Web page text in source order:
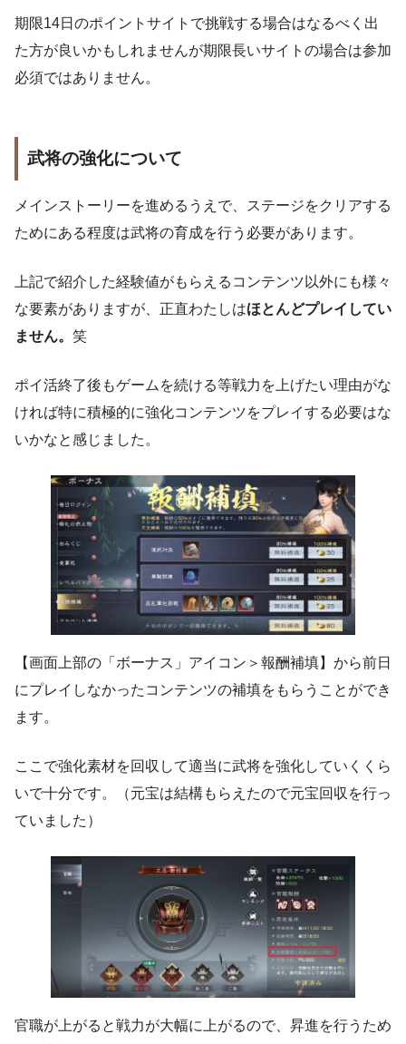
期限14日のポイントサイトで挑戦する場合はなるべく出
た方が良いかもしれませんが期限長いサイトの場合は参加
必須ではありません。
武将の強化について
メインストーリーを進めるうえで、ステージをクリアする
ためにある程度は武将の育成を行う必要があります。
上記で紹介した経験値がもらえるコンテンツ以外にも様々
な要素がありますが、正直わたしはほとんどプレイしてい
ません。 笑
ポイ活終了後もゲームを続ける等戦力を上げたい理由がな
ければ特に積極的に強化コンテンツをプレイする必要はな
いかなと感じました。
【画面上部の「ボーナス」アイコン＞報酬補填】から前日
にプレイしなかったコンテンツの補填をもらうことができ
ます。
ここで強化素材を回収して適当に武将を強化していくくら
いで十分です。（元宝は結構もらえたので元宝回収を行っ
ていました）
官職が上がると戦力が大幅に上がるので、昇進を行うため